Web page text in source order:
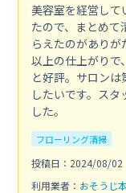
美容室を経営して
たので、まとめて
らえたのがあり
以上の仕上がりで
と好評。サロン
したいです。ス
した。
フローリング清掃
投稿日：2024/08/02
利用業者： おそうじ